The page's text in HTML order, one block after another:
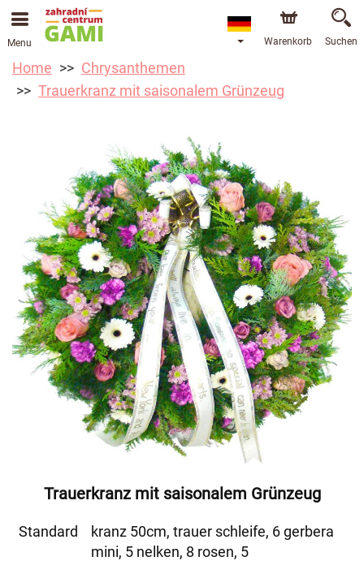
Menu Warenkorb Suchen
Home
Chrysanthemen
Trauerkranz mit saisonalem Grünzeug
Trauerkranz mit saisonalem Grünzeug
Standard
kranz 50cm, trauer schleife, 6 gerbera
mini, 5 nelken, 8 rosen, 5